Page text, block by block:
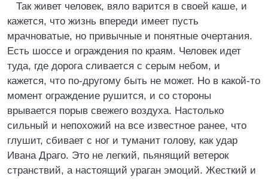
Так живет человек, вяло варится в своей каше, и
кажется, что жизнь впереди имеет пусть
мрачноватые, но привычные и понятные очертания.
Есть шоссе и ограждения по краям. Человек идет
туда, где дорога сливается с серым небом, и
кажется, что по-другому быть не может. Но в какой-то
момент ограждение рушится, и со стороны
врывается порыв свежего воздуха. Настолько
сильный и непохожий на все известное ранее, что
глушит, сбивает с ног и туманит голову, как удар
Ивана Драго. Это не легкий, пьянящий ветерок
странствий, а настоящий ураган эмоций. Жесткий и